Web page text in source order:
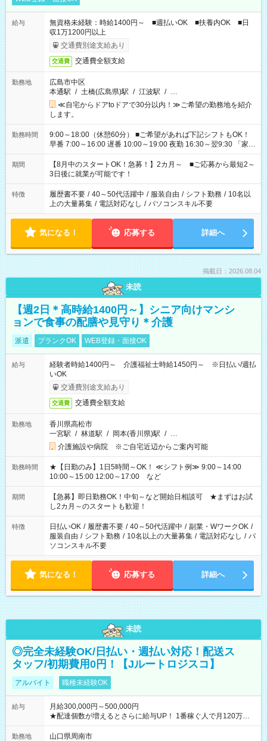
給与
無資格未経験：時給1400円～ ■週払いOK ■扶養内OK ■日
収1万1200円以上
交通費別途支給あり
交通費 交通費全額支給
勤務地
広島市中区
本通駅 / 土橋(広島県)駅 / 江波駅 / …
≪自宅からドアtoドアで30分以内！≫ご希望の勤務地を紹介
します。
勤務時間
9:00～18:00（休憩60分） ■ご希望があれば下記シフトもOK！
早番 7:00～16:00 遅番 10:00～19:00 夜勤 16:30～翌9:30 「家族
と休みを合わせたい」 「余裕を持って夕飯の準備がしたい」
「できれば残業はしたくない」 など、ご希望を教えてください
ね。 ※Wワーク希望の方へ 今ご覧のお仕事で希望する勤務時間
と、もう1つのお仕事の勤務時間。 合計で週40時間を超える場
合は応募できません。
期間
【8月中のスタートOK！急募！】2カ月～ ■ご応募から最短2～
3日後に就業が可能です！
特徴 履歴書不要 / 40～50代活躍中 / 服装自由 / シフト勤務 / 10名以
上の大量募集 / 電話対応なし / パソコンスキル不要
気になる！ 応募する 詳細へ
掲載日：2026.08.04
未読
【週2日＊高時給1400円～】シニア向けマンシ
ョンで食事の配膳や見守り＊介護
派遣 ブランクOK WEB登録・面接OK
給与
経験者時給1400円～ 介護福祉士時給1450円～ ※日払い/週払
いOK
交通費別途支給あり
交通費 交通費全額支給
勤務地
香川県高松市
一宮駅 / 林道駅 / 岡本(香川県)駅 / …
介護施設や病院 ※ご自宅近辺からご案内可能
勤務時間
★【日勤のみ】1日5時間～OK！ ≪シフト例≫ 9:00～14:00
10:00～15:00 12:00～17:00 など
期間
【急募】即日勤務OK！中旬～など開始日相談可 ★まずはお試
し2カ月～のスタートも歓迎！
特徴 日払いOK / 履歴書不要 / 40～50代活躍中 / 副業・WワークOK /
服装自由 / シフト勤務 / 10名以上の大量募集 / 電話対応なし / パ
ソコンスキル不要
気になる！ 応募する 詳細へ
未読
◎完全未経験OK/日払い・週払い対応！配送ス
タッフ/初期費用0円！【Jルートロジスコ】
アルバイト 職種未経験OK
給与
月給300,000円～500,000円
★配達個数が増えるとさらに給与UP！ 1番稼ぐ人で月120万ほ
ど！ ・主要都市エリア 月収55万円／週5日稼働 月収65万~112
万円／週6日稼働 ・地方郊外エリア 月収40万円／週5日稼働 月
勤務地 山口県周南市